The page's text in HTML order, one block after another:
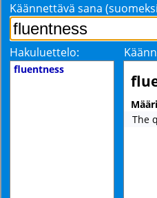
Käännettävä sana
Hakuluettelo:
fluentness
The